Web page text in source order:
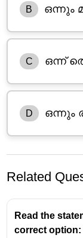
B ഒന്നും
C ഒന്ന്
D ഒന്നും
Related
Read the
correct option: